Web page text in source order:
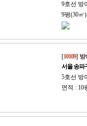
9호선 방
9평(30㎡)
[10109] 방
서울 송파
5호선 방
면적 : 10